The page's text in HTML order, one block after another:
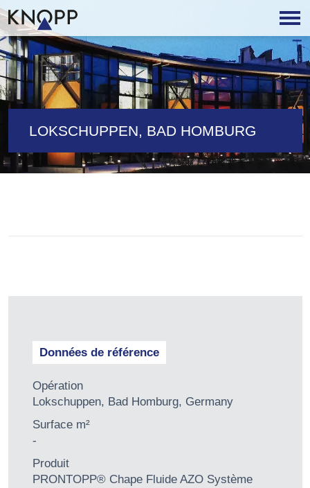
LOKSCHUPPEN, BAD HOMBURG
Données de référence
Opération
Lokschuppen, Bad Homburg, Germany
Surface m²
-
Produit
PRONTOPP® Chape Fluide AZO Système